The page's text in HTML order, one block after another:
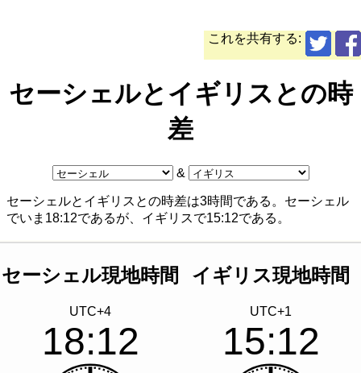
これを共有する:
セーシェルとイギリスとの時
差
&
セーシェルとイギリスとの時差は3時間である。セーシェル
でいま 18:12であるが、イギリスで15:12である。
セーシェル現地時間
UTC+4
18:12
イギリス現地時間
UTC+1
15:12